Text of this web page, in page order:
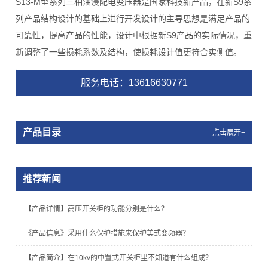
列产品结构设计的基础上进行开发设计的主导思想是满足产品的
可靠性，提高产品的性能，设计中根据新S9产品的实际情况，重
新调整了一些损耗系数及结构，使损耗设计值更符合实侧值。
服务电话：13616630771
产品目录 点击展开+
推荐新闻
【产品详情】高压开关柜的功能分别是什么？
《产品信息》采用什么保护措施来保护美式变频器？
【产品简介】在10kv的中置式开关柜里不知道有什么组成？